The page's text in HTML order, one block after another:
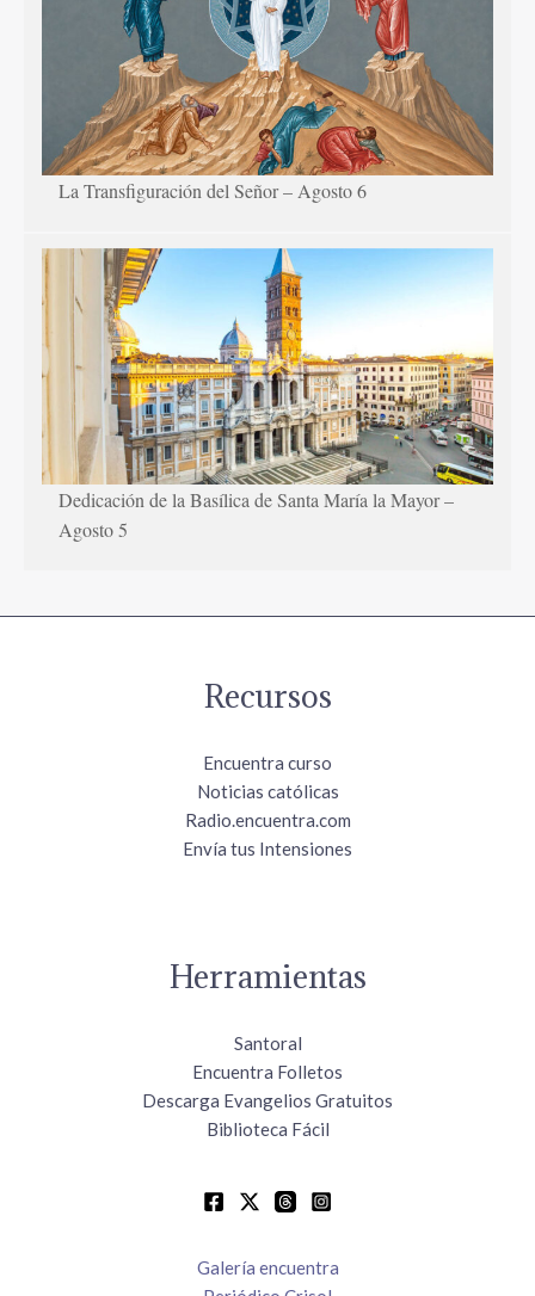
La Transfiguración del Señor – Agosto 6
Dedicación de la Basílica de Santa María la Mayor –
Agosto 5
Recursos
Encuentra curso
Noticias católicas
Radio.encuentra.com
Envía tus Intensiones
Herramientas
Santoral
Encuentra Folletos
Descarga Evangelios Gratuitos
Biblioteca Fácil
Galería encuentra